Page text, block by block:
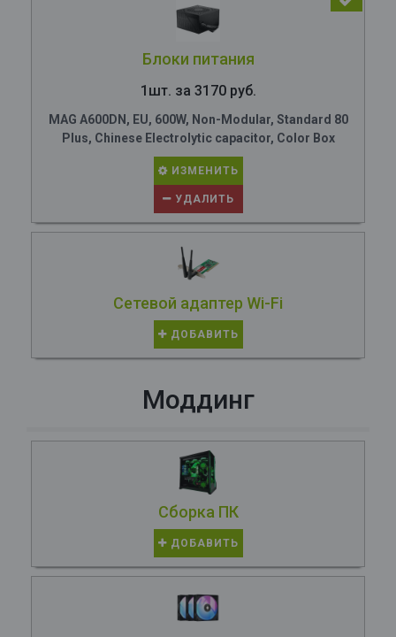
Блоки питания
1шт. за 3170 руб.
MAG A600DN, EU, 600W, Non-Modular, Standard 80
Plus, Chinese Electrolytic capacitor, Color Box
ИЗМЕНИТЬ
УДАЛИТЬ
Сетевой адаптер Wi-Fi
ДОБАВИТЬ
Моддинг
Сборка ПК
ДОБАВИТЬ